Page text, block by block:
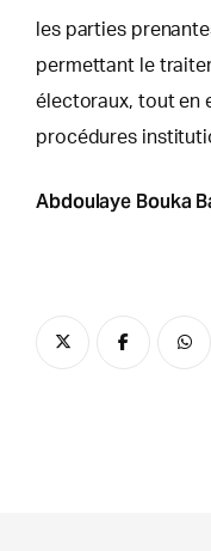
les parties
permettant le
électoraux, tout en
procédures
Abdoulaye Bouka